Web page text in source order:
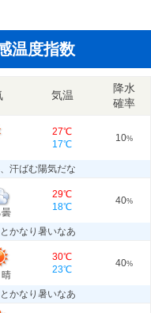
温度指数
気温
降水
確率
27℃
17℃
10%
汗ばむ陽気だな
29℃
18℃
40%
かなり暑いなあ
30℃
23℃
40%
かなり暑いなあ